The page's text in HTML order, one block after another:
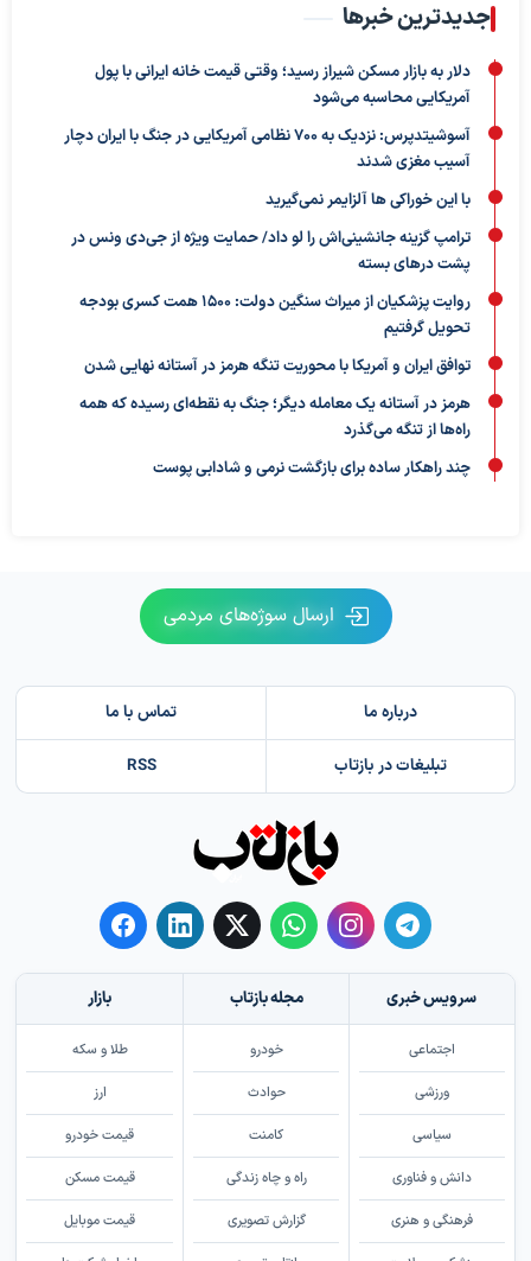
جدیدترین خبرها
دلار به بازار مسکن شیراز رسید؛ وقتی قیمت خانه ایرانی با پول
آمریکایی محاسبه می‌شود
آسوشیتدپرس: نزدیک به ۷۰۰ نظامی آمریکایی در جنگ با ایران دچار
آسیب مغزی شدند
با این خوراکی ها آلزایمر نمی‌گیرید
ترامپ گزینه جانشینی‌اش را لو داد/ حمایت ویژه از جی‌دی ونس در
پشت درهای بسته
روایت پزشکیان از میراث سنگین دولت: ۱۵۰۰ همت کسری بودجه
تحویل گرفتیم
توافق ایران و آمریکا با محوریت تنگه هرمز در آستانه نهایی شدن
هرمز در آستانه یک معامله دیگر؛ جنگ به نقطه‌ای رسیده که همه
راه‌ها از تنگه می‌گذرد
چند راهکار ساده برای بازگشت نرمی و شادابی پوست
ارسال سوژه‌های مردمی
درباره ما تماس با ما
تبلیغات در بازتاب RSS
سرویس خبری
اجتماعی
ورزشی
سیاسی
دانش و فناوری
فرهنگی و هنری
مجله بازتاب
خودرو
حوادث
کامنت
راه و چاه زندگی
گزارش تصویری
بازار
طلا و سکه
ارز
قیمت خودرو
قیمت مسکن
قیمت موبایل